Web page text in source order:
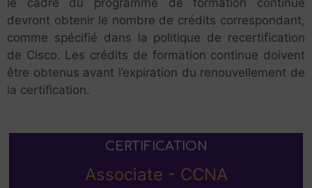
le cadre du programme de formation continue
devront obtenir le nombre de crédits correspondant,
comme spécifié dans la politique de recertification
de Cisco. Les crédits de formation continue doivent
être obtenus avant l’expiration du renouvellement de
la certification.
CERTIFICATION
Associate - CCNA